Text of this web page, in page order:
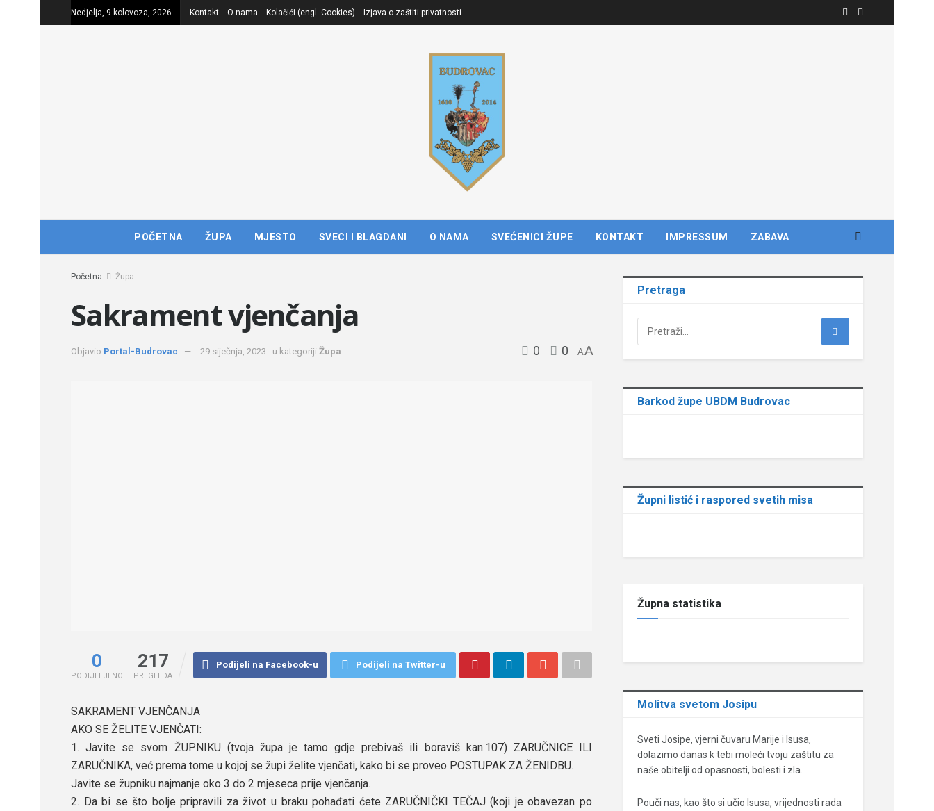
Nedjelja, 9 kolovoza, 2026 Kontakt O nama Kolačići (engl. Cookies) Izjava o zaštiti privatnosti
POČETNA ŽUPA MJESTO SVECI I BLAGDANI O NAMA SVEĆENICI ŽUPE KONTAKT IMPRESSUM ZABAVA
Početna Župa
Sakrament vjenčanja
Objavio Portal-Budrovac 29 siječnja, 2023 u kategoriji Župa 0 0 AA
0
PODIJELJENO
217
PREGLEDA
Podijeli na Facebook-u Podijeli na Twitter-u
SAKRAMENT VJENČANJA
AKO SE ŽELITE VJENČATI:
1. Javite se svom ŽUPNIKU (tvoja župa je tamo gdje prebivaš ili boraviš kan.107) ZARUČNICE ILI
ZARUČNIKA, već prema tome u kojoj se župi želite vjenčati, kako bi se proveo POSTUPAK ZA ŽENIDBU.
Javite se župniku najmanje oko 3 do 2 mjeseca prije vjenčanja.
2. Da bi se što bolje pripravili za život u braku pohađati ćete ZARUČNIČKI TEČAJ (koji je obavezan po
Pretraga
Barkod župe UBDM Budrovac
Župni listić i raspored svetih misa
Župna statistika
Molitva svetom Josipu
Sveti Josipe, vjerni čuvaru Marije i Isusa,
dolazimo danas k tebi moleći tvoju zaštitu za
naše obitelji od opasnosti, bolesti i zla.
Pouči nas, kao što si učio Isusa, vrijednosti rada